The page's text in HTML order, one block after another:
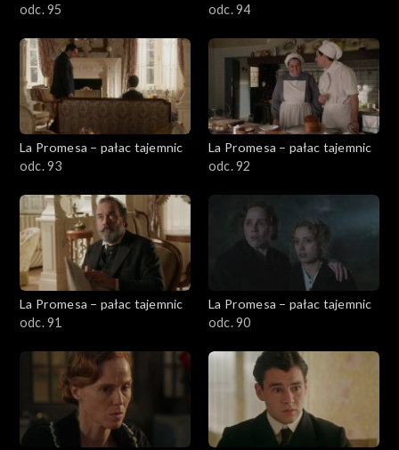
odc. 95
odc. 94
La Promesa – pałac tajemnic
odc. 93
La Promesa – pałac tajemnic
odc. 92
La Promesa – pałac tajemnic
odc. 91
La Promesa – pałac tajemnic
odc. 90